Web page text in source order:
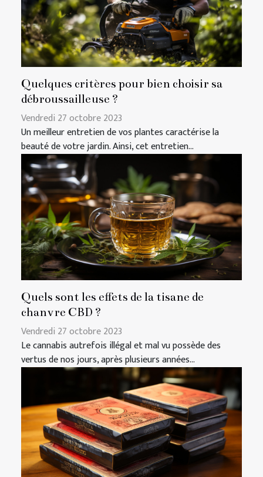
Quelques critères pour bien choisir sa
débroussailleuse ?
Vendredi 27 octobre 2023
Un meilleur entretien de vos plantes caractérise la
beauté de votre jardin. Ainsi, cet entretien...
Quels sont les effets de la tisane de
chanvre CBD ?
Vendredi 27 octobre 2023
Le cannabis autrefois illégal et mal vu possède des
vertus de nos jours, après plusieurs années...